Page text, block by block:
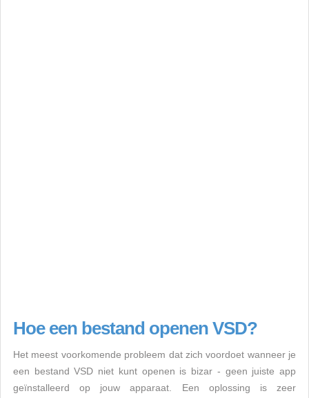
Hoe een bestand openen VSD?
Het meest voorkomende probleem dat zich voordoet wanneer je
een bestand VSD niet kunt openen is bizar - geen juiste app
geïnstalleerd op jouw apparaat. Een oplossing is zeer